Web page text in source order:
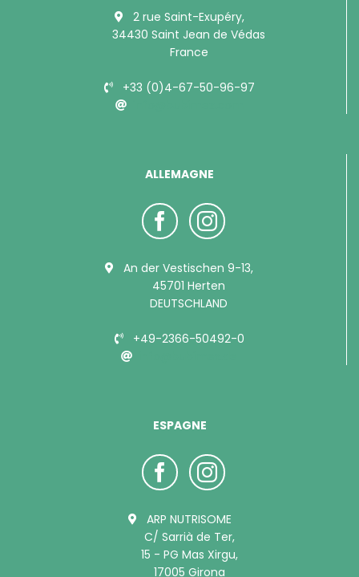
2 rue Saint-Exupéry,
34430 Saint Jean de Védas
France
+33 (0)4-67-50-96-97
ALLEMAGNE
An der Vestischen 9-13,
45701 Herten
DEUTSCHLAND
+49-2366-50492-0
ESPAGNE
ARP NUTRISOME
C/ Sarrià de Ter,
15 - PG Mas Xirgu,
17005 Girona